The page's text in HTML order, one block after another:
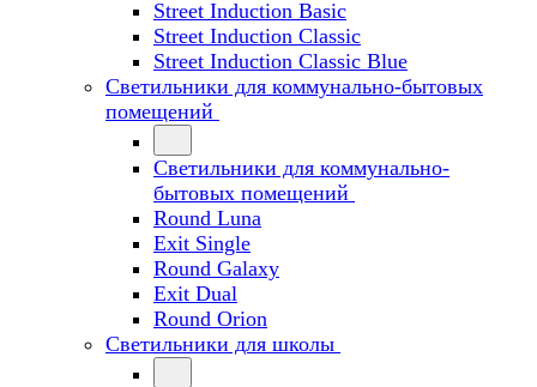
Street Induction Basic
Street Induction Classic
Street Induction Classic Blue
Светильники для коммунально-бытовых
помещений
Светильники для коммунально-
бытовых помещений
Round Luna
Exit Single
Round Galaxy
Exit Dual
Round Orion
Светильники для школы